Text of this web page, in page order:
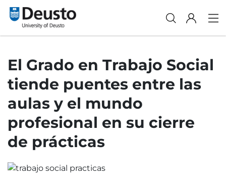
El Grado en Trabajo Social
tiende puentes entre las
aulas y el mundo
profesional en su cierre
de prácticas